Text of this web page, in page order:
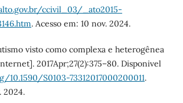
ccivil_03/_ato2015-
. Acesso em: 10 nov. 2024.
visto como complexa e heterogênea
2017Apr;27(2):375–80. Disponivel
S0103-73312017000200011.
2024.